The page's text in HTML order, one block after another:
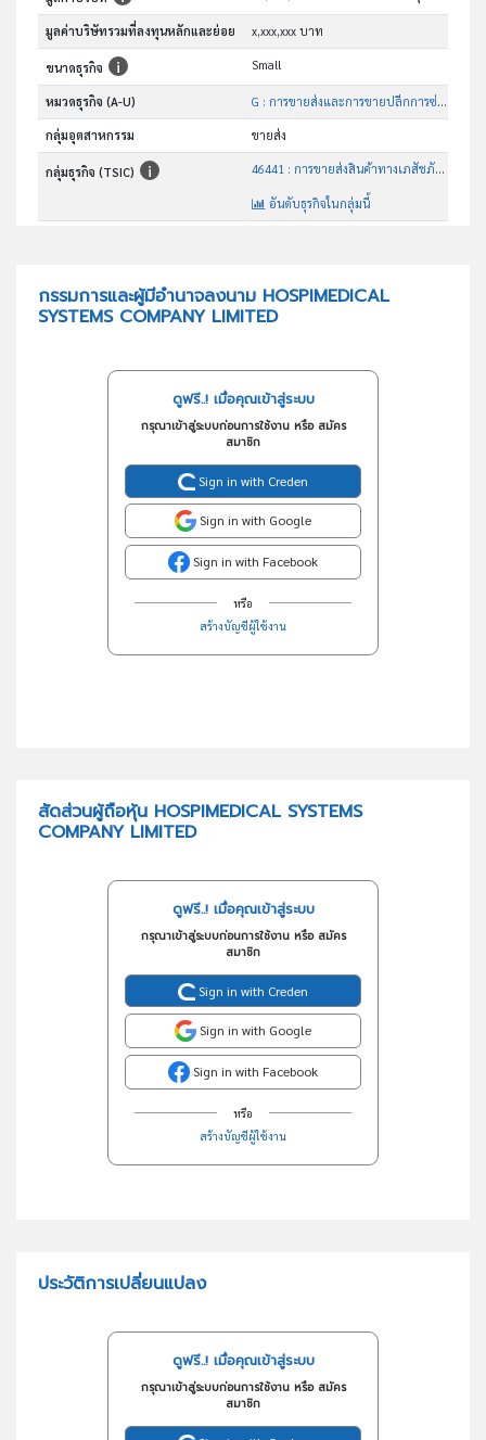
มูลค่าบริษัทรวมที่ลงทุนหลักและย่อย x,xxx,xxx บาท
ขนาดธุรกิจ Small
หมวดธุรกิจ (A-U) G : การขายส่งและการขายปลีกการซ่อมยานยนต์และ จักรยานยนต์
กลุ่มอุตสาหกรรม ขายส่ง
กลุ่มธุรกิจ (TSIC) 46441 : การขายส่งสินค้าทางเภสัชภัณฑ์และทางการแพทย์
อันดับธุรกิจในกลุ่มนี้
กรรมการและผู้มีอำนาจลงนาม HOSPIMEDICAL
SYSTEMS COMPANY LIMITED
ดูฟรี..! เมื่อคุณเข้าสู่ระบบ
กรุณาเข้าสู่ระบบก่อนการใช้งาน หรือ สมัคร
สมาชิก
Sign in with Creden
Sign in with Google
Sign in with Facebook
หรือ
สร้างบัญชีผู้ใช้งาน
สัดส่วนผู้ถือหุ้น HOSPIMEDICAL SYSTEMS
COMPANY LIMITED
ดูฟรี..! เมื่อคุณเข้าสู่ระบบ
กรุณาเข้าสู่ระบบก่อนการใช้งาน หรือ สมัคร
สมาชิก
Sign in with Creden
Sign in with Google
Sign in with Facebook
หรือ
สร้างบัญชีผู้ใช้งาน
ประวัติการเปลี่ยนแปลง
ดูฟรี..! เมื่อคุณเข้าสู่ระบบ
กรุณาเข้าสู่ระบบก่อนการใช้งาน หรือ สมัคร
สมาชิก